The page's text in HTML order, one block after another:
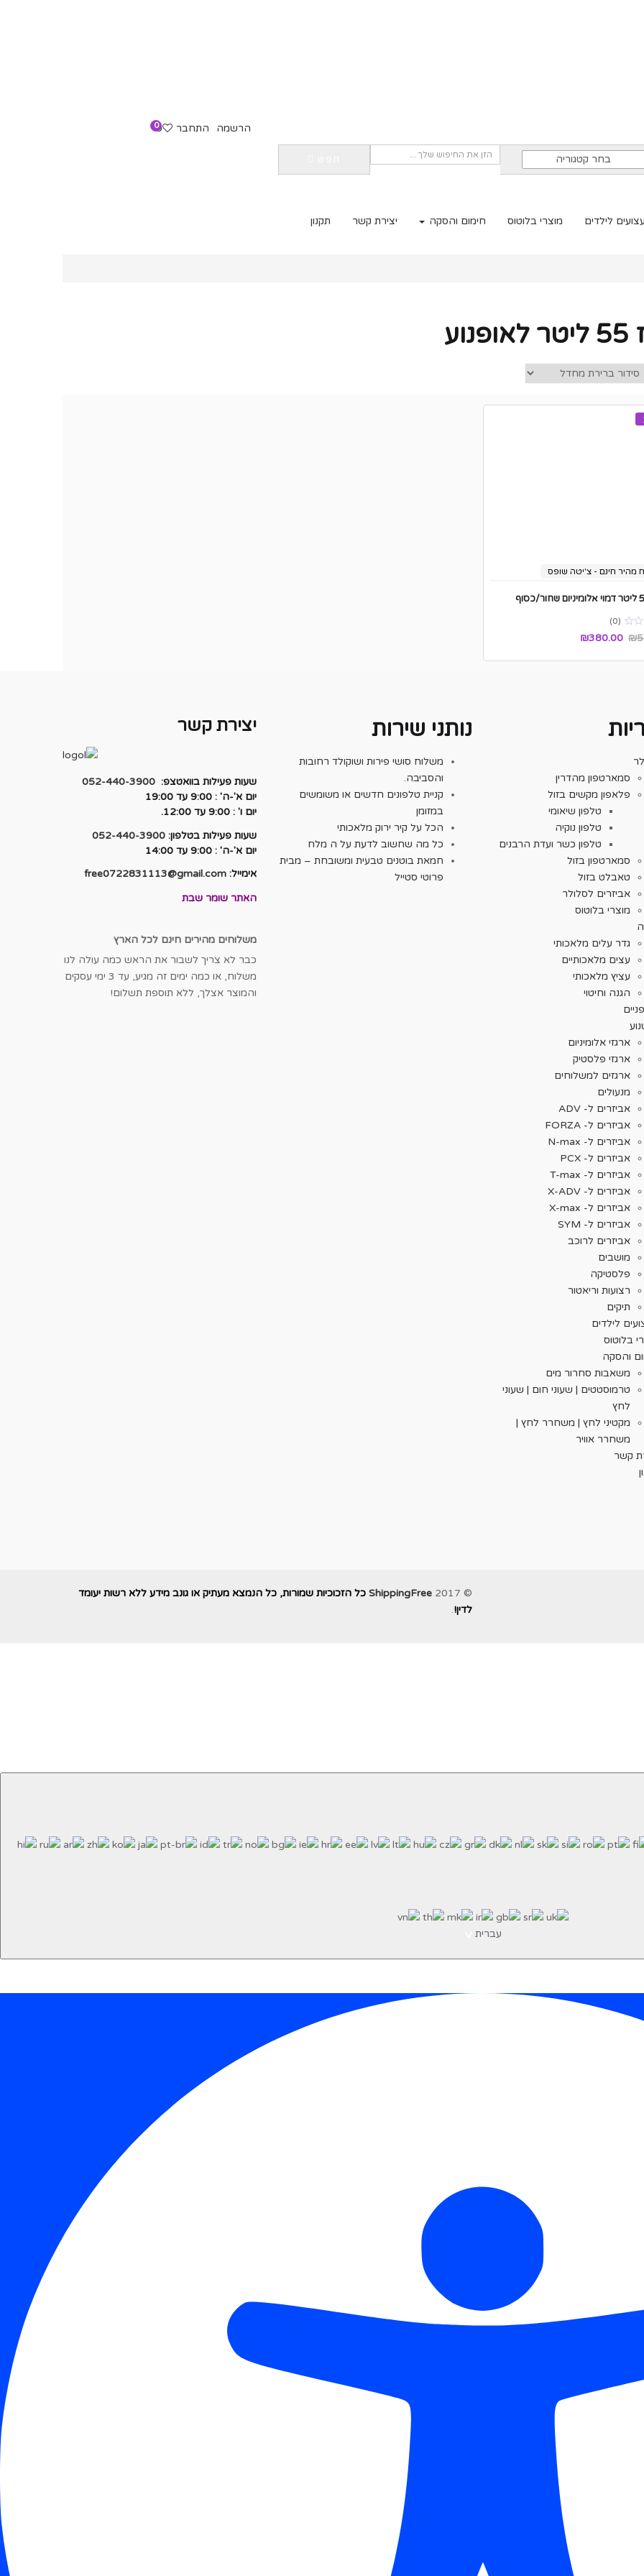
עגלת קניות :
00 הרשמה התחבר
בחר קטגוריה
לילדים מוצרי בלוטוס חימום והסקה יצירת קשר תקנון
מהיר חינם - צ'יטה שופס
(0)
₪
₪380.00
יצירת קשר
שעות פעילות בוואטצפ: 052-440-3900
יום א'-ה' : 9:00 עד 19:00
יום ו' : 9:00 עד 12:00.
שעות פעילות בטלפון: 052-440-3900
יום א'-ה' : 9:00 עד 14:00
אימייל: free0722831113@gmail.com
האתר שומר שבת
משלוחים מהירים חינם לכל הארץ
כבר לא צריך לשבור את הראש כמה עולה לנו
משלוח, או כמה ימים זה מגיע, עד 3 ימי עסקים
והמוצר אצלך, ללא תוספת תשלום!
נותני שירות
משלוח סושי פירות ושוקולד רחובות
והסביבה.
קניית טלפונים חדשים או משומשים
במזומן
הכל על קיר ירוק מלאכותי
כל מה שחשוב לדעת על ה מלח
חמאת בוטנים טבעית ומשובחת – מבית
פרוטי סטייל
סמארטפון מהדרין
פלאפון מקשים בזול
טלפון שיאומי
טלפון נוקיה
טלפון כשר ועדת הרבנים
סמארטפון בזול
טאבלט בזול
אביזרים לסלולר
מוצרי בלוטוס
גדר עלים מלאכותי
עצים מלאכותיים
עציץ מלאכותי
הגנה וחיטוי
ארגזי אלומיניום
ארגזי פלסטיק
ארגזים למשלוחים
מנעולים
אביזרים ל- ADV
אביזרים ל- FORZA
אביזרים ל- N-max
אביזרים ל- PCX
אביזרים ל- T-max
אביזרים ל- X-ADV
אביזרים ל- X-max
אביזרים ל- SYM
אביזרים לרוכב
מושבים
פלסטיקה
רצועות וריאטור
תיקים
לילדים
בלוטוס
והסקה
משאבות סחרור מים
טרמוסטטים | שעוני חום | שעוני
לחץ
מקטיני לחץ | משחרר לחץ |
משחרר אוויר
קשר
© 2017
ShippingFree כל הזכוכיות שמורות, כל הנמצא מעתיק או גונב מידע ללא רשות יעומד
לדין!.
עברית